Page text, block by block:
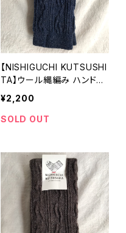
【NISHIGUCHI KUTSUSHI
TA】ウール縄編み ハンドウ
ォーマー ディープブルー
フリーサイズ NK0113 指な
し 手袋 日本製 【ニシグチク
¥2,200
SOLD OUT